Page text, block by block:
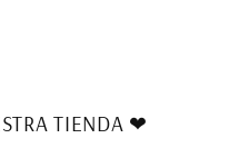
TIENDA ❤